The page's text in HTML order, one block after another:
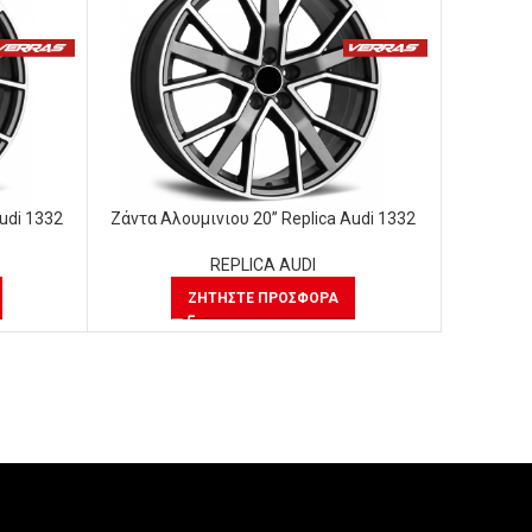
1332 Ζάντα Αλουμινιου 20” Replica Audi 1332
REPLICA AUDI
ΖΗΤΉΣΤΕ ΠΡΟΣΦΟΡΆ